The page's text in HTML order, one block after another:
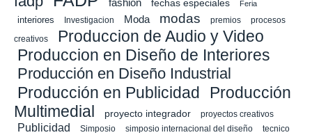
fashion fechas especiales Feria
interiores Investigacion Moda modas premios procesos
creativos Produccion de Audio y Video
Produccion en Diseño de Interiores
Producción en Diseño Industrial
Producción en Publicidad
Producción
Multimedial
proyecto integrador proyectos creativos
Publicidad Simposio simposio internacional del diseño
tecnico